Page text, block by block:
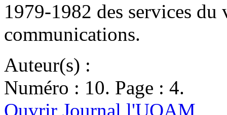
1979-1982 des services du
communications.
Auteur(s) :
Numéro : 10. Page : 4.
Ouvrir Journal l'UQAM